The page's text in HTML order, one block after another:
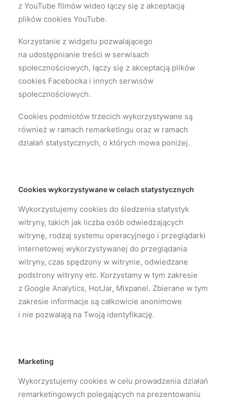
z YouTube filmów wideo łączy się z akceptacją
plików cookies YouTube.
Korzystanie z widgetu pozwalającego
na udostępnianie treści w serwisach
społecznościowych, łączy się z akceptacją plików
cookies Facebooka i innych serwisów
społecznościowych.
Cookies podmiotów trzecich wykorzystywane są
również w ramach remarketingu oraz w ramach
działań statystycznych, o których mowa poniżej.
Cookies wykorzystywane w celach statystycznych
Wykorzystujemy cookies do śledzenia statystyk
witryny, takich jak liczba osób odwiedzających
witrynę, rodzaj systemu operacyjnego i przeglądarki
internetowej wykorzystywanej do przeglądania
witryny, czas spędzony w witrynie, odwiedzane
podstrony witryny etc. Korzystamy w tym zakresie
z Google Analytics, HotJar, Mixpanel. Zbierane w tym
zakresie informacje są całkowicie anonimowe
i nie pozwalają na Twoją identyfikację.
Marketing
Wykorzystujemy cookies w celu prowadzenia działań
remarketingowych polegających na prezentowaniu